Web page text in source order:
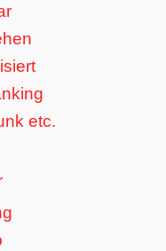
etc.